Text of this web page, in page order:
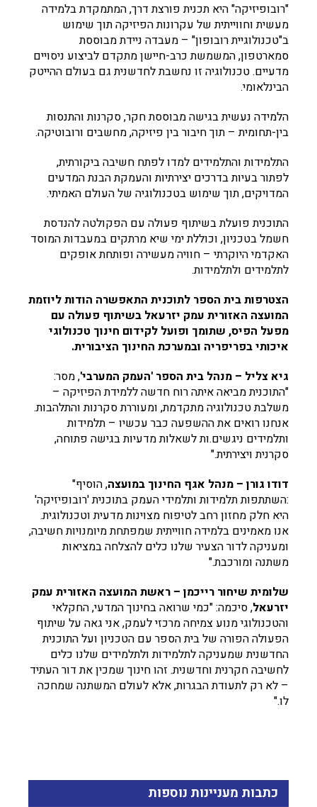
"רובופיזיקה" היא תכנית פורצת דרך, המתמקדת בלמידה
מעשית וחווייתית של עקרונות הפיזיקה תוך שימוש
ב"טכנולוגיית רובופון" – מעבדה ניידת מבוססת
סמארטפון, המשמשת כרב-חיישן מתקדם לביצוע ניסויים
מדעיים. טכנולוגיה זו נחשבת לחדשנית גם בעולם ההייטק
הבינלאומי.
הלמידה נעשית בגישה מבוססת חקר, סקרנות והתנסות
בין-תחומית – תוך חיבור בין פיזיקה, מחשבים ורובוטיקה.
התלמידות והתלמידים למדו לפתח חשיבה ביקורתית,
לפתור בעיות בדרכים יצירתיות והעמקת הבנת המדעים
המדויקים, תוך שימוש בטכנולוגיה של העולם האמיתי.
התוכנית פועלת בשיתוף פעולה עם הפקולטה להנדסת
חשמל בטכניון, וכוללת ימי שיא מרתקים במעבדות המוסד
האקדמי היוקרתי – חוויה מעשירה ופותחת אופקים
לתלמידים ולתלמידות.
הצטרפות בית הספר לתוכנית התאפשרה הודות ליוזמת
המועצה האזורית עמק יזרעאל בשיתוף פעולה עם
מפעל הפיס, שתומך ופועל לקידום חינוך טכנולוגי
איכותי בפריפריה ובמערכת החינוך הציבורית.
גיא צליל – מנהל בית הספר 'העמק המערבי', מסר:
"התוכנית מביאה איתה רוח חדשה ללמידת הפיזיקה –
משלבת טכנולוגיה מתקדמת, ומעוררת סקרנות והתלהבות.
אנחנו רואים את ההשפעה כבר עכשיו – תלמידות
ותלמידים ניגשים.ות לשאלות מדעיות בגישה פתוחה,
סקרנית ויצירתית."
דודו גורן – מנהל אגף החינוך במועצה, הוסיף"
:השתתפות תלמידות ותלמידי העמק בתוכנית 'רובופיזיקה'
היא חלק מחזון רחב לטיפוח מצוינות מדעית וטכנולוגית.
אנו מאמינים בלמידה חווייתית שמפתחת מיומנויות חשיבה,
ומעניקה לדור הצעיר שלנו כלים להצלחה במציאות
משתנה ומורכבת."
שלומית שיחור רייכמן – ראשת המועצה האזורית עמק
יזרעאל, סיכמה: "כמי שרואה בחינוך המדעי, החקלאי
והטכנולוגי מנוע צמיחה מרכזי לעמק, אני גאה על שיתוף
הפעולה הפורה של בית הספר עם הטכניון ועל התוכנית
החדשנית שמעניקה לתלמידות ולתלמידים שלנו כלים
לחשיבה חקרנית וחדשנית. זהו חינוך שמכין את דור העתיד
– לא רק לתעודת הבגרות, אלא לעולם המשתנה שמחכה
לו."
כתבות מעניינות נוספות